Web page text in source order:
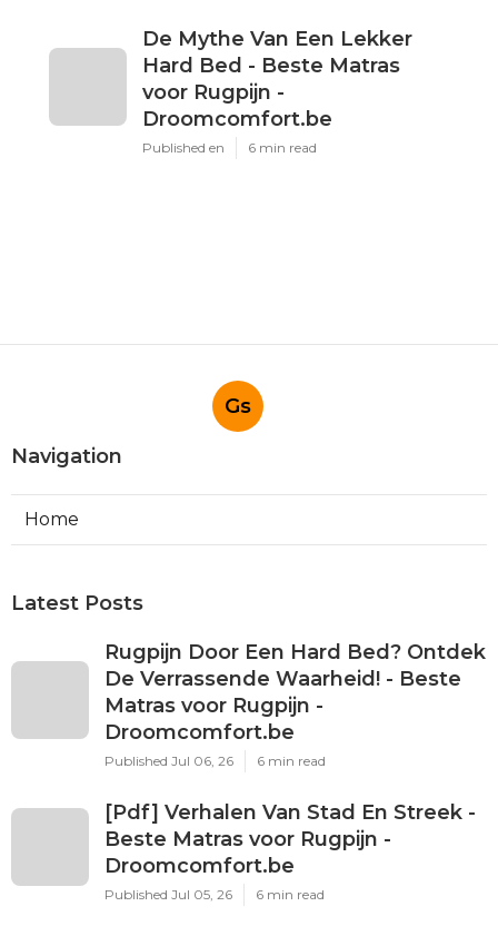
De Mythe Van Een Lekker
Hard Bed - Beste Matras
voor Rugpijn -
Droomcomfort.be
Published en 6 min read
Gs
Navigation
Home
Latest Posts
Rugpijn Door Een Hard Bed? Ontdek
De Verrassende Waarheid! - Beste
Matras voor Rugpijn -
Droomcomfort.be
Published Jul 06, 26 6 min read
[Pdf] Verhalen Van Stad En Streek -
Beste Matras voor Rugpijn -
Droomcomfort.be
Published Jul 05, 26 6 min read